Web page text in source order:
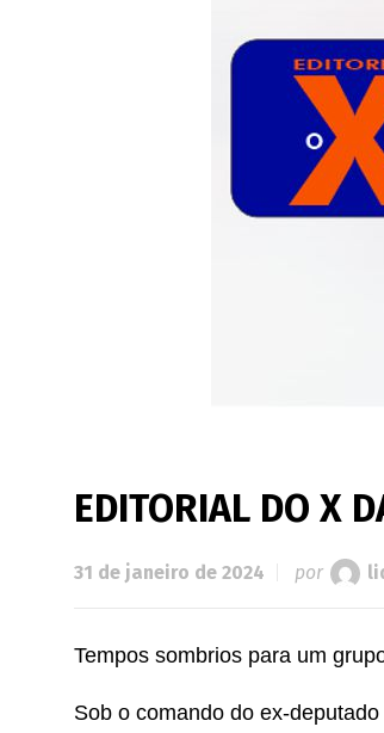
EDITORIAL DO X
31 de janeiro de 2024 por
Tempos sombrios para um
Sob o comando do ex-